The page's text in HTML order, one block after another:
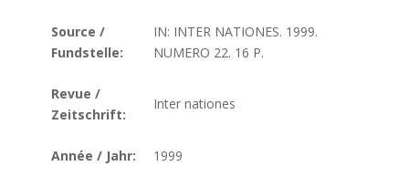
Source /
Fundstelle:
IN: INTER NATIONES. 1999.
NUMERO 22. 16 P.
Revue /
Zeitschrift:
Inter nationes
Année / Jahr: 1999